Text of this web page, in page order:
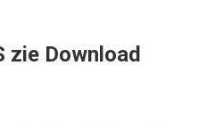
zie Download